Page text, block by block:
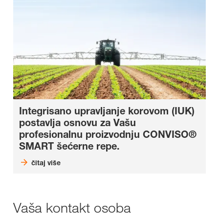
Integrisano upravljanje korovom (IUK)
postavlja osnovu za Vašu
profesionalnu proizvodnju CONVISO®
SMART šećerne repe.
čitaj više
Vaša kontakt osoba